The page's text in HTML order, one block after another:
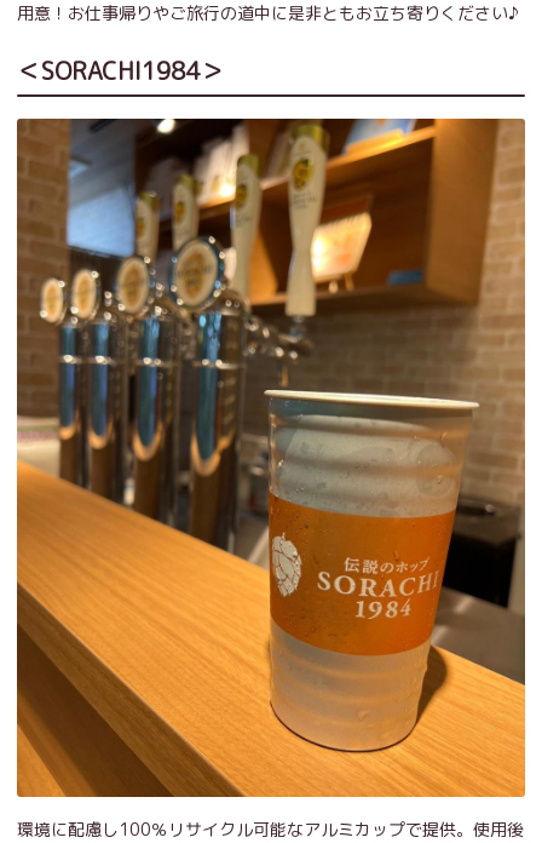
用意！お仕事帰りやご旅行の道中に是非ともお立ち寄りください♪
＜SORACHI1984＞
環境に配慮し100％リサイクル可能なアルミカップで提供。使用後